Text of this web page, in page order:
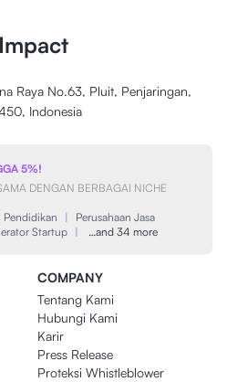
Raya No.63, Pluit, Penjaringan,
Indonesia
5%!
DENGAN BERBAGAI NICHE
Pendidikan |
Perusahaan Jasa
Startup | …and 34 more
COMPANY
Tentang Kami
Hubungi Kami
Karir
Press Release
Proteksi Whistleblower